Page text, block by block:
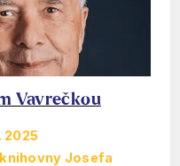
Vavrečkou
2025
Josefa